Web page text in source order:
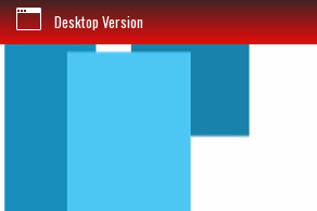
Desktop Version